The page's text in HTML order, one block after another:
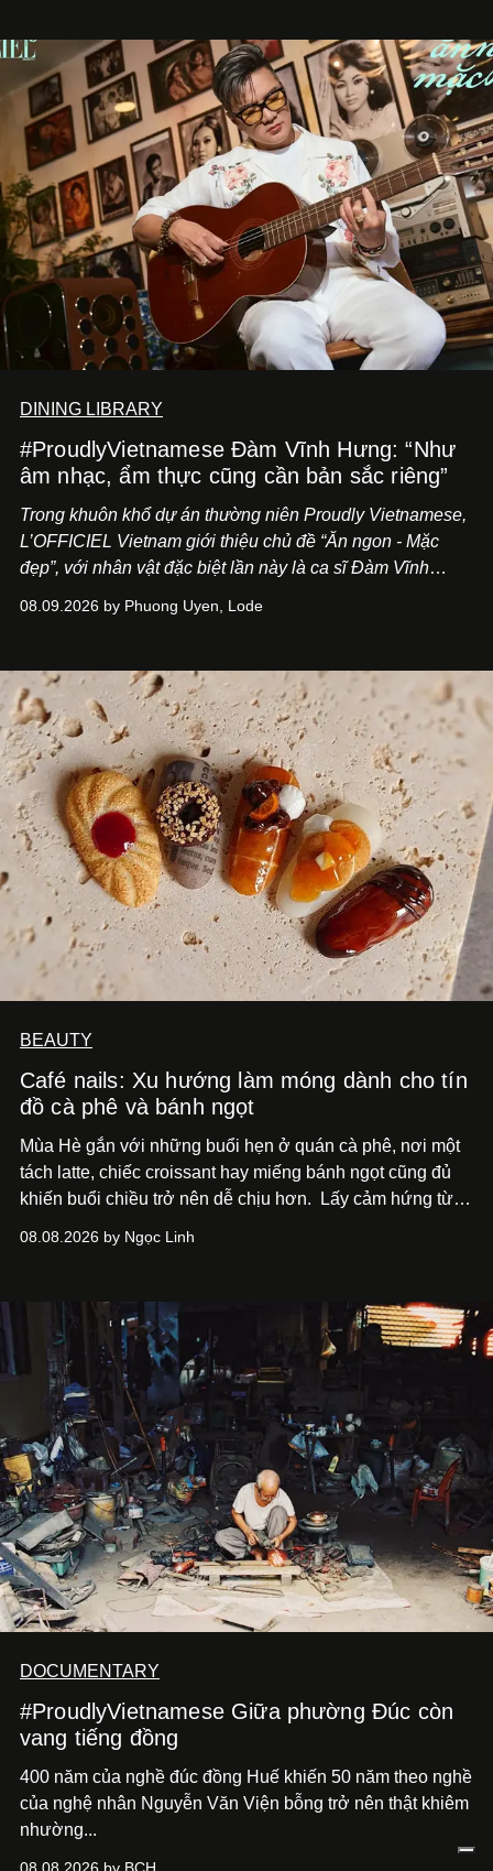
DINING LIBRARY
#ProudlyVietnamese Đàm Vĩnh Hưng: “Như
âm nhạc, ẩm thực cũng cần bản sắc riêng”
Trong khuôn khổ dự án thường niên Proudly Vietnamese,
L’OFFICIEL Vietnam giới thiệu chủ đề “Ăn ngon - Mặc
đẹp”, với nhân vật đặc biệt lần này là ca sĩ Đàm Vĩnh
Cà Phê Cà Pháo mang dấu ấn Indochine hoài niệm, thu
08.09.2026 by Phuong Uyen, Lode
BEAUTY
Café nails: Xu hướng làm móng dành cho tín
đồ cà phê và bánh ngọt
Mùa Hè gắn với những buổi hẹn ở quán cà phê, nơi một
tách latte, chiếc croissant hay miếng bánh ngọt cũng đủ
khiến buổi chiều trở nên dễ chịu hơn.
Lấy cảm hứng từ
sử dụng bảng màu nâu sữa, kem, trắng ngà cùng những
quán cà phê. Dưới đây là những mẫu nail được yêu thích
nhất của xu hướng này.
08.08.2026 by Ngọc Linh
DOCUMENTARY
#ProudlyVietnamese Giữa phường Đúc còn
vang tiếng đồng
400 năm của nghề đúc đồng Huế khiến 50 năm theo nghề
của nghệ nhân Nguyễn Văn Viện bỗng trở nên thật khiêm
nhường...
08.08.2026 by BCH